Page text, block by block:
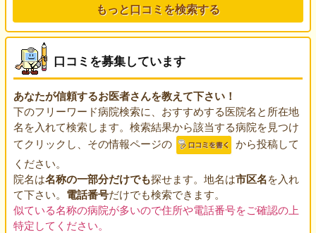
もっと口コミを検索する
口コミを募集しています
あなたが信頼するお医者さんを教えて下さい！
下のフリーワード病院検索に、おすすめする医院名と所在地
名を入れて検索します。検索結果から該当する病院を見つけ
てクリックし、その情報ページの
から投稿して
ください。
院名は名称の一部分だけでも探せます。地名は市区名を入れ
て下さい。 電話番号だけでも検索できます。
似ている名称の病院が多いので住所や電話番号をご確認の上
特定してください。